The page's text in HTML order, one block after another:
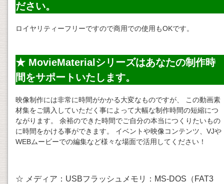
ださい。
ロイヤリティーフリーですので商用での使用もOKです。
★ MovieMaterialシリーズはあなたの制作時
間をサポートいたします。
映像制作には非常に時間がかかる大変なものですが、 この動画素
材集をご購入していただく事によって大幅な制作時間の短縮につ
ながります。 余裕のできた時間でご自分の本当につくりたいもの
に時間をかける事ができます。 イベントや映像コンテンツ、VJや
WEBムービーでの編集など様々な場面で活用してください！
☆ メディア：USBフラッシュメモリ：MS-DOS（FAT3